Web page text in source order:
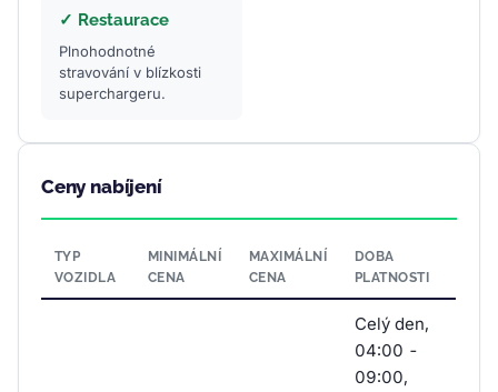
✓ Restaurace
Plnohodnotné
stravování v blízkosti
superchargeru.
Ceny nabíjení
TYP
VOZIDLA
MINIMÁLNÍ
CENA
MAXIMÁLNÍ
CENA
DOBA
PLATNOSTI
Celý den,
04:00 -
09:00,